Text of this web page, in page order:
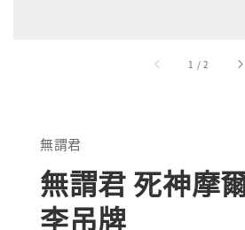
1 /2
無謂君
無謂君 死神摩
李吊牌